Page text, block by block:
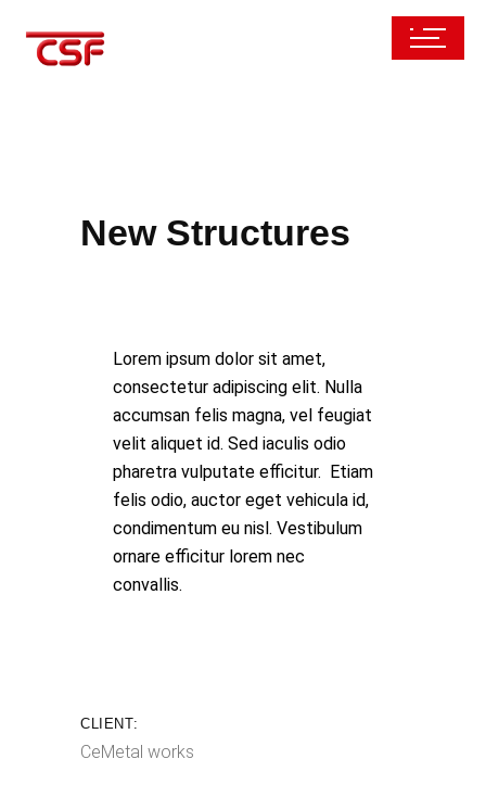
New Structures
Lorem ipsum dolor sit amet,
consectetur adipiscing elit. Nulla
accumsan felis magna, vel feugiat
velit aliquet id. Sed iaculis odio
pharetra vulputate efficitur. Etiam
felis odio, auctor eget vehicula id,
condimentum eu nisl. Vestibulum
ornare efficitur lorem nec
convallis.
CLIENT:
CeMetal works